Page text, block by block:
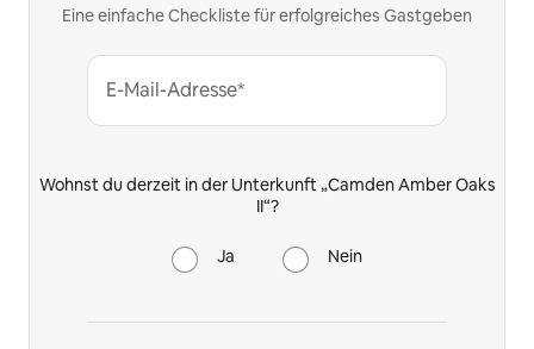
Eine einfache Checkliste für erfolgreiches Gastgeben
E-Mail-Adresse*
Wohnst du derzeit in der Unterkunft „Camden Amber Oaks
II“?
Ja Nein